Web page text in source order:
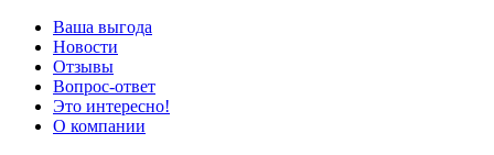
Ваша выгода
Новости
Отзывы
Вопрос-ответ
Это интересно!
О компании